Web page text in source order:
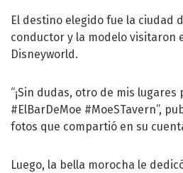
El destino elegido fue la ciudad
conductor y la modelo visitaron
Disneyworld.
“¡Sin dudas, otro de mis
#ElBarDeMoe #MoeSTavern”,
fotos que compartió en su
Luego, la bella morocha le